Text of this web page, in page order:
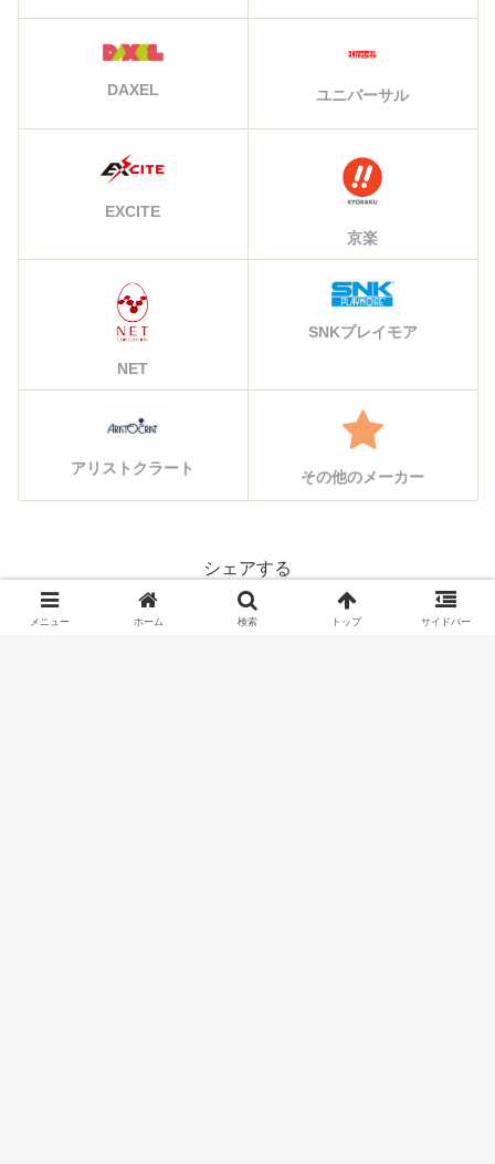
DAXEL ユニバーサル
EXCITE
京楽
NET
SNKプレイモア
アリストクラート その他のメーカー
シェアする
Facebook はてブ
メニュー ホーム 検索 トップ サイドバー